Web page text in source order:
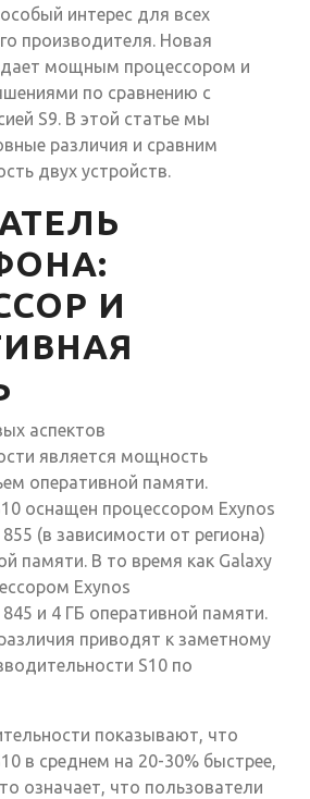
интерес для всех
производителя. Новая
мощным процессором и
по сравнению с
S9. В этой статье мы
различия и сравним
двух устройств.
И
аспектов
является мощность
оперативной памяти.
оснащен процессором Exynos
(в зависимости от региона)
памяти. В то время как Galaxy
Exynos
и 4 ГБ оперативной памяти.
приводят к заметному
S10 по
показывают, что
в среднем на 20-30% быстрее,
означает, что пользователи